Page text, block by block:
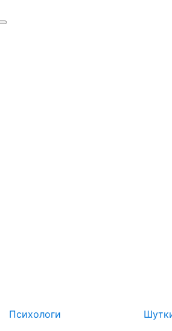
Психологи